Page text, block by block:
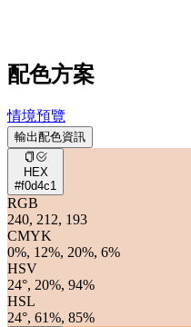
配色方案
情境預覽
輸出配色資訊
HEX
#f0d4c1
RGB
240, 212, 193
CMYK
0%, 12%, 20%, 6%
HSV
24°, 20%, 94%
HSL
24°, 61%, 85%